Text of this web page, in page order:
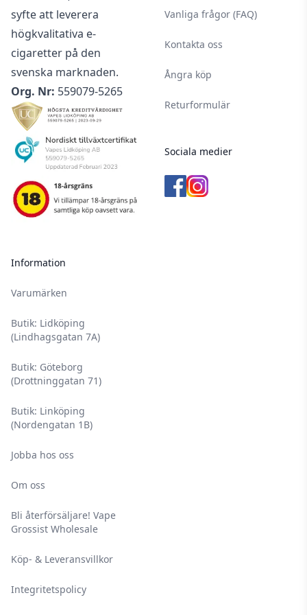
syfte att leverera
högkvalitativa e-
cigaretter på den
svenska marknaden.
Org. Nr: 559079-5265
Information
Varumärken
Butik: Lidköping
(Lindhagsgatan 7A)
Butik: Göteborg
(Drottninggatan 71)
Butik: Linköping
(Nordengatan 1B)
Jobba hos oss
Om oss
Bli återförsäljare! Vape
Grossist Wholesale
Köp- & Leveransvillkor
Integritetspolicy
Vanliga frågor (FAQ)
Kontakta oss
Ångra köp
Returformulär
Sociala medier